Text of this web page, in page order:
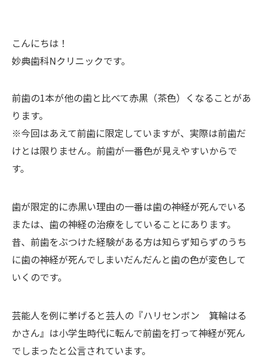
こんにちは！
妙典歯科Nクリニックです。
前歯の1本が他の歯と比べて赤黒（茶色）くなることがあ
ります。
※今回はあえて前歯に限定していますが、実際は前歯だ
けとは限りません。前歯が一番色が見えやすいからで
す。
歯が限定的に赤黒い理由の一番は歯の神経が死んでいる
または、歯の神経の治療をしていることにあります。
昔、前歯をぶつけた経験がある方は知らず知らずのうち
に歯の神経が死んでしまいだんだんと歯の色が変色して
いくのです。
芸能人を例に挙げると芸人の『ハリセンボン 箕輪はる
かさん』は小学生時代に転んで前歯を打って神経が死ん
でしまったと公言されています。